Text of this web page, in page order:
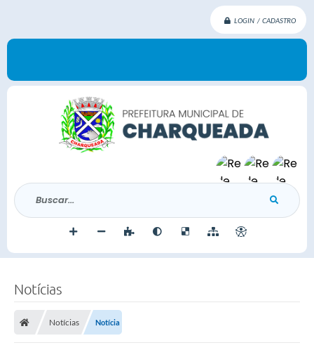
LOGIN / CADASTRO
Buscar...
Notícias
Notícias Notícia